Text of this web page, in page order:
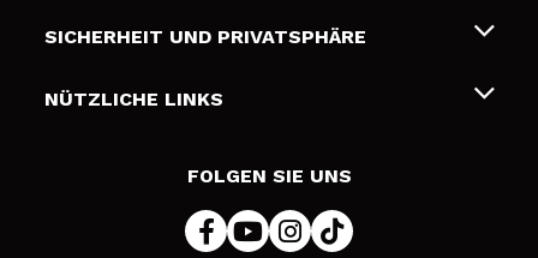
Geschenkkarten
Liefer- und Versandkosten
Zahlung
SICHERHEIT UND PRIVATSPHÄRE
Bedingungen und Datenschutz
NÜTZLICHE LINKS
FOLGEN SIE UNS